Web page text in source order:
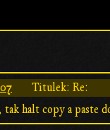
Titulek: Re:
halt copy a paste